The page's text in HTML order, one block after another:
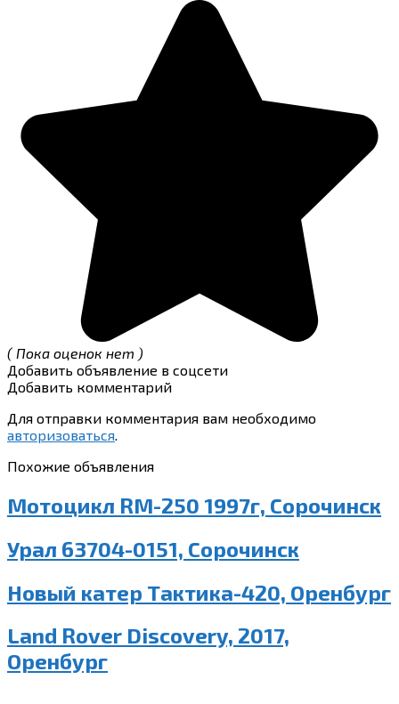
( Пока оценок нет )
Добавить объявление в соцсети
Добавить комментарий
Для отправки комментария вам необходимо
авторизоваться.
Похожие объявления
Мотоцикл RM-250 1997г, Сорочинск
Урал 63704-0151, Сорочинск
Новый катер Тактика-420, Оренбург
Land Rover Discovery, 2017,
Оренбург